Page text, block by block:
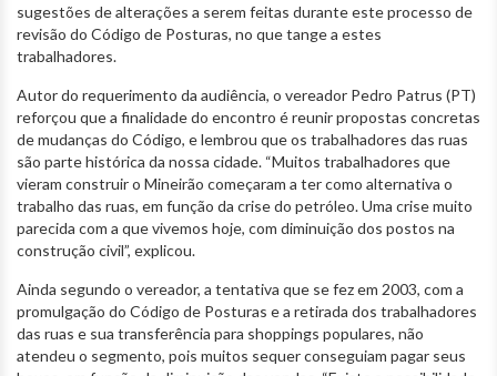
sugestões de alterações a serem feitas durante este processo de
revisão do Código de Posturas, no que tange a estes
trabalhadores.
Autor do requerimento da audiência, o vereador Pedro Patrus (PT)
reforçou que a finalidade do encontro é reunir propostas concretas
de mudanças do Código, e lembrou que os trabalhadores das ruas
são parte histórica da nossa cidade. “Muitos trabalhadores que
vieram construir o Mineirão começaram a ter como alternativa o
trabalho das ruas, em função da crise do petróleo. Uma crise muito
parecida com a que vivemos hoje, com diminuição dos postos na
construção civil”, explicou.
Ainda segundo o vereador, a tentativa que se fez em 2003, com a
promulgação do Código de Posturas e a retirada dos trabalhadores
das ruas e sua transferência para shoppings populares, não
atendeu o segmento, pois muitos sequer conseguiam pagar seus